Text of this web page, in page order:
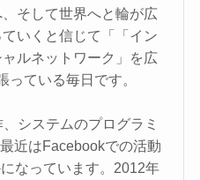
そして世界へと輪が広
いくと信じて「「イン
ルネットワーク」を広
っている毎日です。
システムのプログラミ
近はFacebookでの活動
なっています。2012年